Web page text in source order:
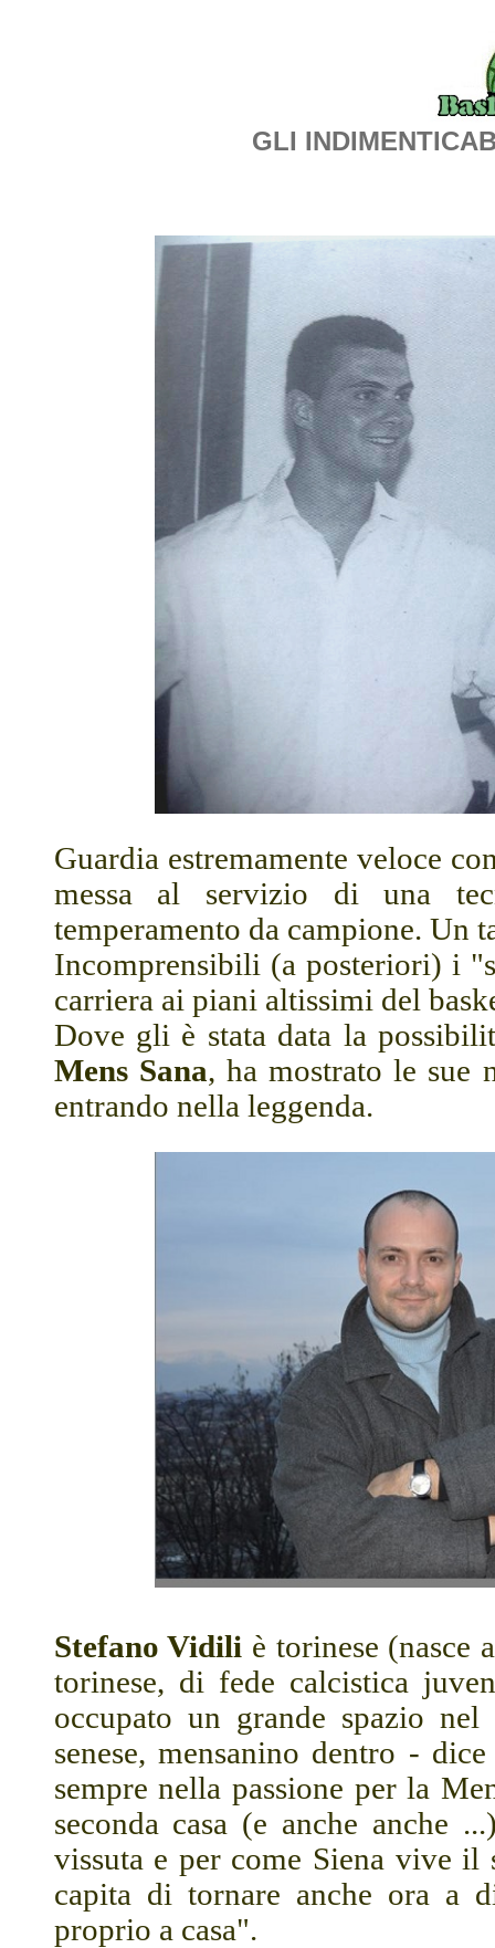
GLI
Guardia estremamente veloce
messa al servizio di una
temperamento da campione. Un
Incomprensibili (a posteriori) i
carriera ai piani altissimi del
Dove gli è stata data la
Mens Sana, ha mostrato le sue
entrando nella leggenda.
Stefano Vidili è torinese (nasce
torinese, di fede calcistica
occupato un grande spazio
senese, mensanino dentro -
sempre nella passione per la
seconda casa (e anche anche
vissuta e per come Siena vive
capita di tornare anche ora a
proprio a casa".